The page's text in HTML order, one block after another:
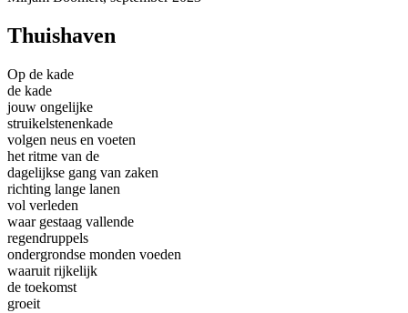
Thuishaven
Op de kade
de kade
jouw ongelijke
struikelstenenkade
volgen neus en voeten
het ritme van de
dagelijkse gang van zaken
richting lange lanen
vol verleden
waar gestaag vallende
regendruppels
ondergrondse monden voeden
waaruit rijkelijk
de toekomst
groeit